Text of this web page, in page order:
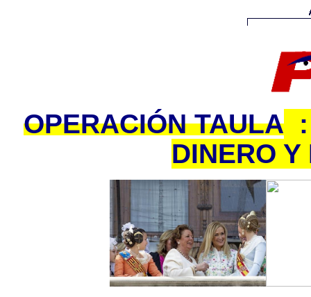
OPERACIÓN TAULA:
DINERO